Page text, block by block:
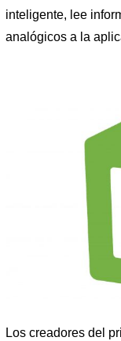
inteligente, lee
analógicos a la
Los creadores del